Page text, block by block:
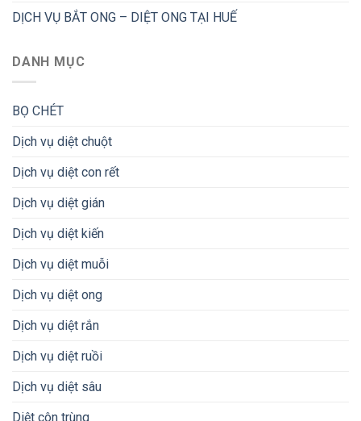
DỊCH VỤ BẮT ONG – DIỆT ONG TẠI HUẾ
DANH MỤC
BỌ CHÉT
Dịch vụ diệt chuột
Dịch vụ diệt con rết
Dịch vụ diệt gián
Dịch vụ diệt kiến
Dịch vụ diệt muỗi
Dịch vụ diệt ong
Dịch vụ diệt rắn
Dịch vụ diệt ruồi
Dịch vụ diệt sâu
Diệt côn trùng